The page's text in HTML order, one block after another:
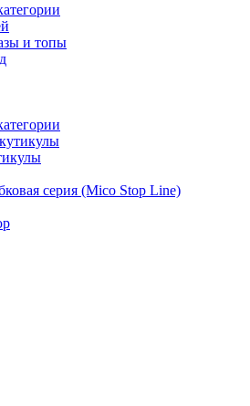
и топы
серия (Mico Stop Line)